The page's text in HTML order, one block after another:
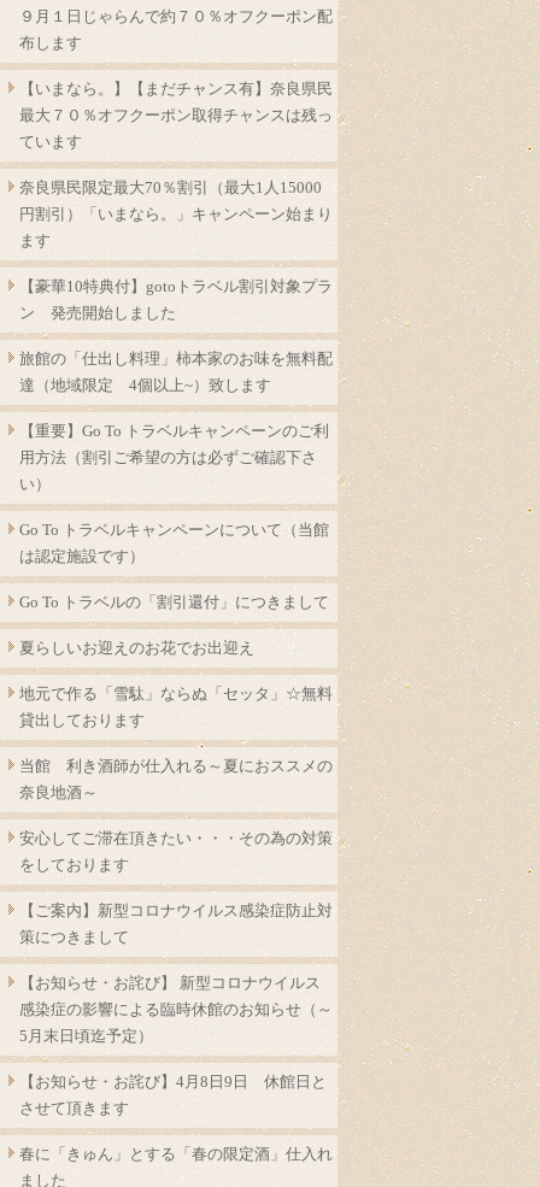
９月１日じゃらんで約７０％オフクーポン配
布します
【いまなら。】【まだチャンス有】奈良県民
最大７０％オフクーポン取得チャンスは残っ
ています
奈良県民限定最大70％割引（最大1人15000
円割引）「いまなら。」キャンペーン始まり
ます
【豪華10特典付】gotoトラベル割引対象プラ
ン 発売開始しました
旅館の「仕出し料理」柿本家のお味を無料配
達（地域限定 4個以上~）致します
【重要】Go To トラベルキャンペーンのご利
用方法（割引ご希望の方は必ずご確認下さ
い）
Go To トラベルキャンペーンについて（当館
は認定施設です）
Go To トラベルの「割引還付」につきまして
夏らしいお迎えのお花でお出迎え
地元で作る「雪駄」ならぬ「セッタ」☆無料
貸出しております
当館 利き酒師が仕入れる～夏におススメの
奈良地酒～
安心してご滞在頂きたい・・・その為の対策
をしております
【ご案内】新型コロナウイルス感染症防止対
策につきまして
【お知らせ・お詫び】 新型コロナウイルス
感染症の影響による臨時休館のお知らせ（～
5月末日頃迄予定）
【お知らせ・お詫び】4月8日9日 休館日と
させて頂きます
春に「きゅん」とする「春の限定酒」仕入れ
ました